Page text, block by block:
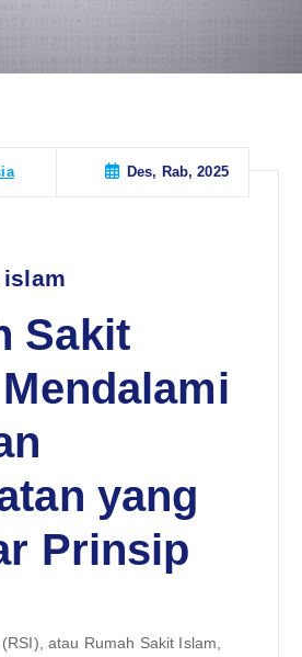
Des, Rab, 2025
Sakit
yang
Prinsip
atau Rumah Sakit Islam,